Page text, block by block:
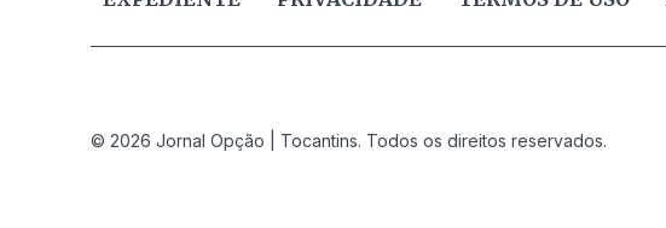
© 2026 Jornal Opção | Tocantins. Todos os direitos reservados.